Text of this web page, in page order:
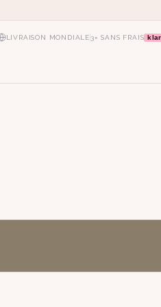
LIVRAISON MONDIALE 3× SANS FRAIS